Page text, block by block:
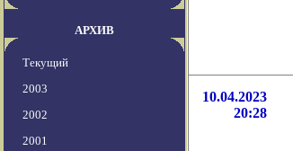
АРХИВ
Текущий
2003
2002
2001
10.04.2023
20:28